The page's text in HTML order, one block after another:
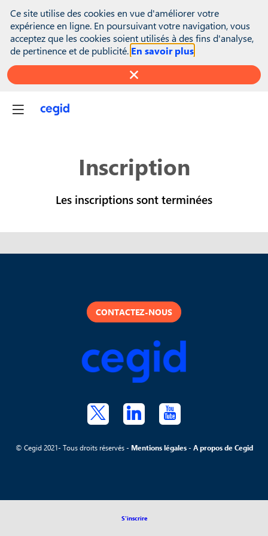
Inscription
Les inscriptions sont terminées
CONTACTEZ-NOUS
© Cegid 2021- Tous droits réservés - Mentions légales- A propos de Cegid
S'inscrire
Ce site utilise des cookies en vue d'améliorer votre
expérience en ligne. En poursuivant votre navigation, vous
acceptez que les cookies soient utilisés à des fins d'analyse,
de pertinence et de publicité. En savoir plus
var inwink = global.inwink || {}; global.inwink = inwink;
inwink.tracking = inwink.tracking || {}; inwink.tracking.trackers =
inwink.tracking.trackers || []; inwink.tracking.trackers.push({
script: { id : "mytracker", innerContent : '(function() {\r\n var
didInit = false;\r\n function initMunchkin() {\r\n if(didInit ===
false) {\r\n didInit = true;\r\n Munchkin.init('818-MJH-876');\r\n
'text/javascript';\r\n s.async = true;\r\n s.src =
'//munchkin.marketo.net/munchkin.js';\r\n s.onreadystatechange
s.onload = initMunchkin;\r\n
document.getElementsByTagName('head')
[0].appendChild(s);\r\n})();' }, trackPage: function(location){},
trackAction: function(category, action, label){} }); if
(inwink.trackingStatus) inwink.trackingStatus(); })(this);